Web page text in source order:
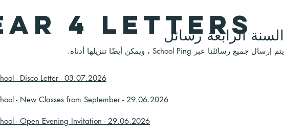
السنة الرابعة رسائل
يتم إرسال جميع رسائلنا عبر School Ping ، ويمكن أيضًا تنزيلها أدناه.
4 LETTERS
- Disco Letter - 03.07.2026
- New Classes from September - 29.06.2026
- Open Evening Invitation - 29.06.2026